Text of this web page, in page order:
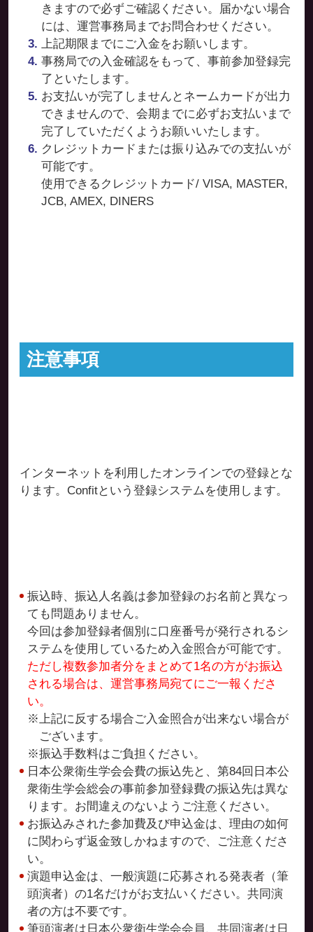
きますので必ずご確認ください。届かない場合
には、運営事務局までお問合わせください。
上記期限までにご入金をお願いします。
事務局での入金確認をもって、事前参加登録完
了といたします。
お支払いが完了しませんとネームカードが出力
できませんので、会期までに必ずお支払いまで
完了していただくようお願いいたします。
クレジットカードまたは振り込みでの支払いが
可能です。
使用できるクレジットカード/ VISA, MASTER,
JCB, AMEX, DINERS
注意事項
インターネットを利用したオンラインでの登録とな
ります。Confitという登録システムを使用します。
振込時、振込人名義は参加登録のお名前と異なっ
ても問題ありません。
今回は参加登録者個別に口座番号が発行されるシ
ステムを使用しているため入金照合が可能です。
ただし複数参加者分をまとめて1名の方がお振込
される場合は、運営事務局宛てにご一報くださ
い。
※上記に反する場合ご入金照合が出来ない場合が
ございます。
※振込手数料はご負担ください。
日本公衆衛生学会会費の振込先と、第84回日本公
衆衛生学会総会の事前参加登録費の振込先は異な
ります。お間違えのないようご注意ください。
お振込みされた参加費及び申込金は、理由の如何
に関わらず返金致しかねますので、ご注意くださ
い。
演題申込金は、一般演題に応募される発表者（筆
頭演者）の1名だけがお支払いください。共同演
者の方は不要です。
筆頭演者は日本公衆衛生学会会員、共同演者は日